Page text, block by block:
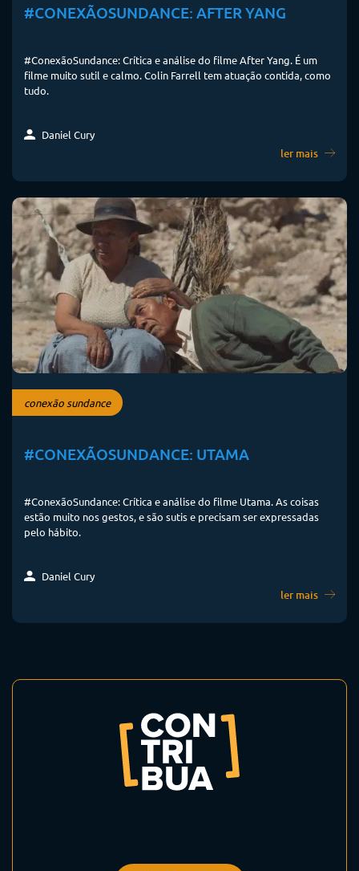
#CONEXÃOSUNDANCE: AFTER YANG
#ConexãoSundance: Crítica e análise do filme After Yang. É um
filme muito sutil e calmo. Colin Farrell tem atuação contida, como
tudo.
Daniel Cury
ler mais
conexão sundance
#CONEXÃOSUNDANCE: UTAMA
#ConexãoSundance: Crítica e análise do filme Utama. As coisas
estão muito nos gestos, e são sutis e precisam ser expressadas
pelo hábito.
Daniel Cury
ler mais